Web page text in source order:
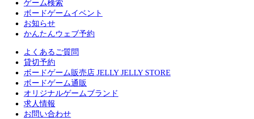
ゲーム検索
ボードゲームイベント
お知らせ
かんたんウェブ予約
よくあるご質問
貸切予約
ボードゲーム販売店 JELLY JELLY STORE
ボードゲーム通販
オリジナルゲームブランド
求人情報
お問い合わせ